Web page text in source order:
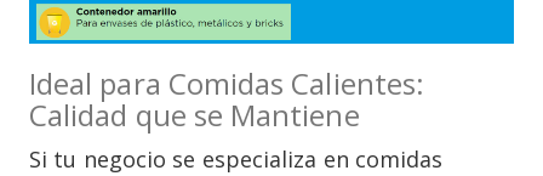
Ideal para Comidas Calientes:
Calidad que se Mantiene
Si tu negocio se especializa en comidas